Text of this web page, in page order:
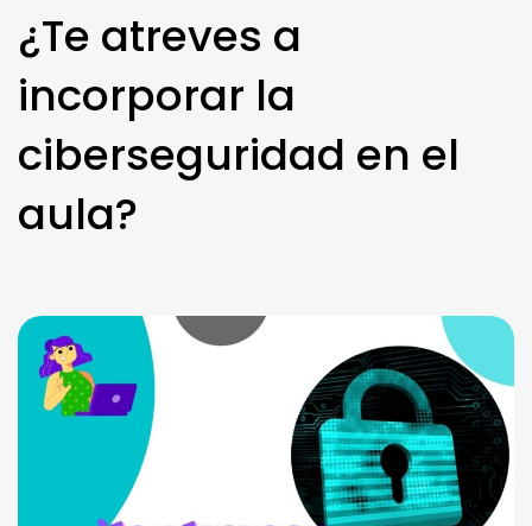
¿Te atreves a
incorporar la
ciberseguridad en el
aula?